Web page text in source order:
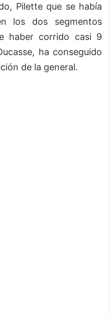
Pilette que se había
los dos segmentos
haber corrido casi 9
ha conseguido
de la general.